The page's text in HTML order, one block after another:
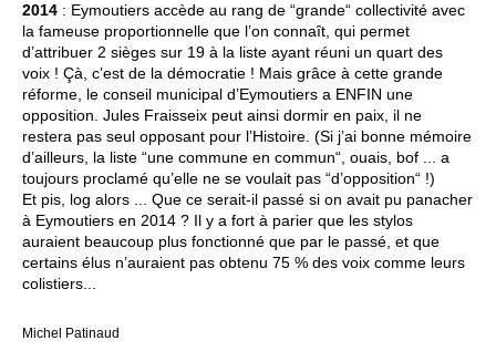
2014 : Eymoutiers accède au rang de “grande“ collectivité avec
la fameuse proportionnelle que l’on connaît, qui permet
d’attribuer 2 sièges sur 19 à la liste ayant réuni un quart des
voix ! Çà, c’est de la démocratie ! Mais grâce à cette grande
réforme, le conseil municipal d’Eymoutiers a ENFIN une
opposition. Jules Fraisseix peut ainsi dormir en paix, il ne
restera pas seul opposant pour l’Histoire. (Si j’ai bonne mémoire
d’ailleurs, la liste “une commune en commun“, ouais, bof ... a
toujours proclamé qu’elle ne se voulait pas “d’opposition“ !)
Et pis, log alors ... Que ce serait-il passé si on avait pu panacher
à Eymoutiers en 2014 ? Il y a fort à parier que les stylos
auraient beaucoup plus fonctionné que par le passé, et que
certains élus n’auraient pas obtenu 75 % des voix comme leurs
colistiers...
Michel Patinaud